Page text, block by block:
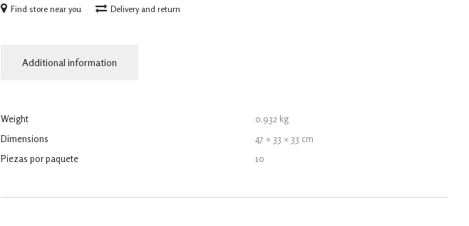
Find store near you Delivery and return
Additional information
Weight
0.932 kg
Dimensions
47 × 33 × 33 cm
Piezas por paquete
10